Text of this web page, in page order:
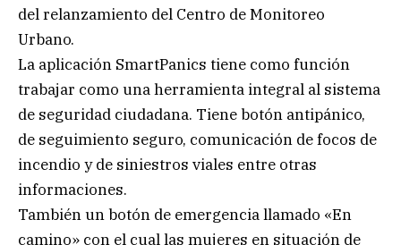
del relanzamiento del Centro de Monitoreo
Urbano.
La aplicación SmartPanics tiene como función
trabajar como una herramienta integral al sistema
de seguridad ciudadana. Tiene botón antipánico,
de seguimiento seguro, comunicación de focos de
incendio y de siniestros viales entre otras
informaciones.
También un botón de emergencia llamado «En
camino» con el cual las mujeres en situación de